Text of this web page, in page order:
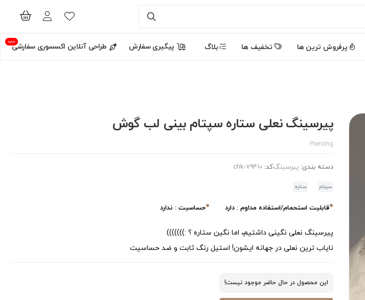
پرفروش ترین ها تخفیف ها بلاگ پیگیری سفارش طراحی آنلاین اکسسوری سفارشی
جدید
پیرسینگ نعلی ستاره سپتام بینی لب گوش
Piercing
دسته بندی: پیرسینگکد: chk-79410
سپتام ستاره
قابلیت استحمام/استفاده مداوم : دارد حساسیت : ندارد
پیرسینگ نعلی نگینی داشتیم، اما نگین ستاره ؟ :)))))))
نایاب ترین نعلی در جهانه ایشون! استیل رنگ ثابت و ضد حساسیت
این محصول در حال حاضر موجود نیست!